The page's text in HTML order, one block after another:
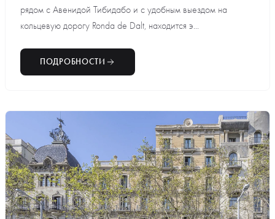
рядом с Авенидой Тибидабо и с удобным выездом на
кольцевую дорогу Ronda de Dalt, находится э...
ПОДРОБНОСТИ